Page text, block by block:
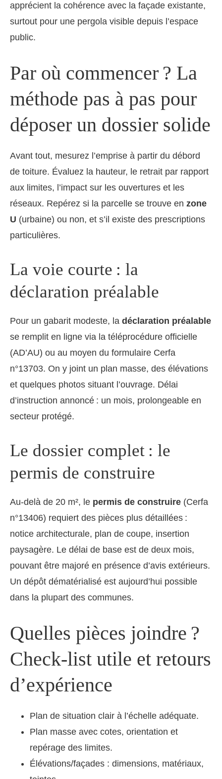
apprécient la cohérence avec la façade existante,
surtout pour une pergola visible depuis l’espace
public.
Par où commencer ? La
méthode pas à pas pour
déposer un dossier solide
Avant tout, mesurez l’emprise à partir du débord
de toiture. Évaluez la hauteur, le retrait par rapport
aux limites, l’impact sur les ouvertures et les
réseaux. Repérez si la parcelle se trouve en zone
U (urbaine) ou non, et s’il existe des prescriptions
particulières.
La voie courte : la
déclaration préalable
Pour un gabarit modeste, la déclaration préalable
se remplit en ligne via la téléprocédure officielle
(AD’AU) ou au moyen du formulaire Cerfa
n°13703. On y joint un plan masse, des élévations
et quelques photos situant l’ouvrage. Délai
d’instruction annoncé : un mois, prolongeable en
secteur protégé.
Le dossier complet : le
permis de construire
Au-delà de 20 m², le permis de construire (Cerfa
n°13406) requiert des pièces plus détaillées :
notice architecturale, plan de coupe, insertion
paysagère. Le délai de base est de deux mois,
pouvant être majoré en présence d’avis extérieurs.
Un dépôt dématérialisé est aujourd’hui possible
dans la plupart des communes.
Quelles pièces joindre ?
Check-list utile et retours
d’expérience
Plan de situation clair à l’échelle adéquate.
Plan masse avec cotes, orientation et
repérage des limites.
Élévations/façades : dimensions, matériaux,